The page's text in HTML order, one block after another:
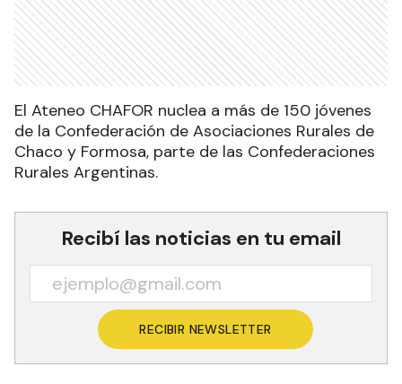
El Ateneo CHAFOR nuclea a más de 150 jóvenes
de la Confederación de Asociaciones Rurales de
Chaco y Formosa, parte de las Confederaciones
Rurales Argentinas.
Recibí las noticias en tu email
RECIBIR NEWSLETTER